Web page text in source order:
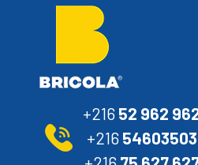
+216 52 962
+216 54603503